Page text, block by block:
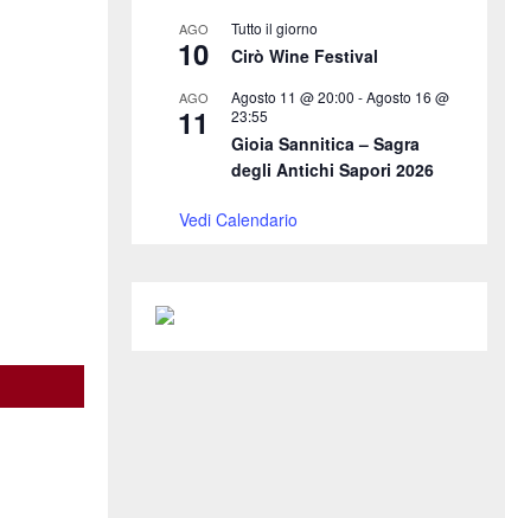
AGO
10
Tutto il giorno
Cirò Wine Festival
AGO
11
Agosto 11 @ 20:00 -Agosto 16 @
23:55
Gioia Sannitica – Sagra
degli Antichi Sapori 2026
Vedi Calendario